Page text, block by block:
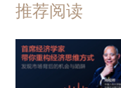
推荐阅读